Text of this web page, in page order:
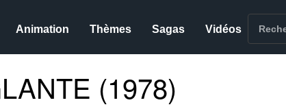
Animation Thèmes Sagas Vidéos
(1978)